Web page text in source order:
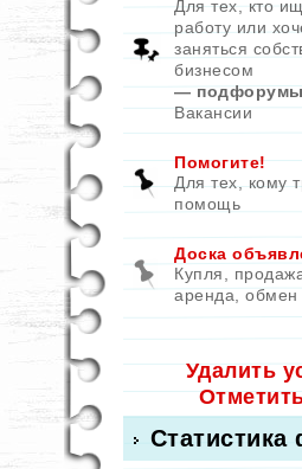
Для тех, кто
работу или
заняться
бизнесом
—
Вакансии
Помогите!
Для тех, кому
помощь
Доска
Купля,
аренда, обмен
Удалить